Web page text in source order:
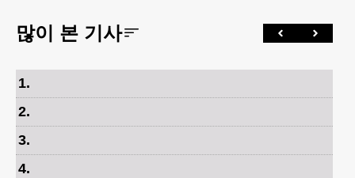
많이 본 기사
1.
2.
3.
4.